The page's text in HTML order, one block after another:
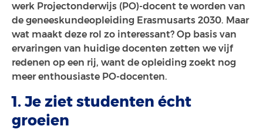
werk Projectonderwijs (PO)-docent te worden van
de geneeskundeopleiding Erasmusarts 2030. Maar
wat maakt deze rol zo interessant? Op basis van
ervaringen van huidige docenten zetten we vijf
redenen op een rij, want de opleiding zoekt nog
meer enthousiaste PO-docenten.
1. Je ziet studenten écht
groeien